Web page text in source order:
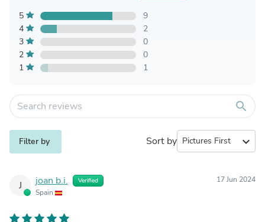
5
9
4
2
3
0
2
0
1
1
search
Filter by Sort by expand_more
J joan b.i. Verified
Spain
17 Jun 2024